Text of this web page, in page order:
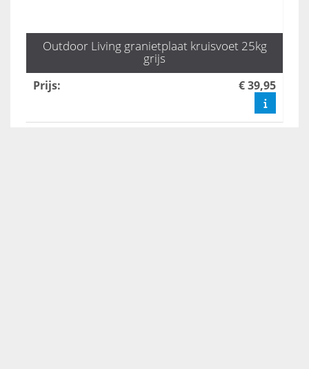
Outdoor Living granietplaat kruisvoet 25kg
grijs
Prijs: € 39,95